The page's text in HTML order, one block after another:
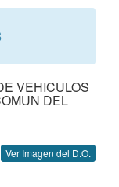
VEHICULOS
DEL
Ver Imagen del D.O.